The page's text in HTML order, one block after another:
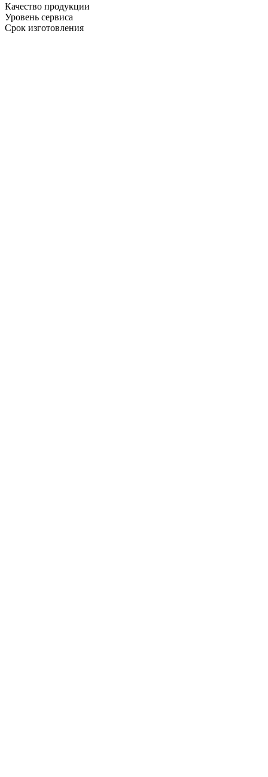
Качество продукции
Уровень сервиса
Срок изготовления